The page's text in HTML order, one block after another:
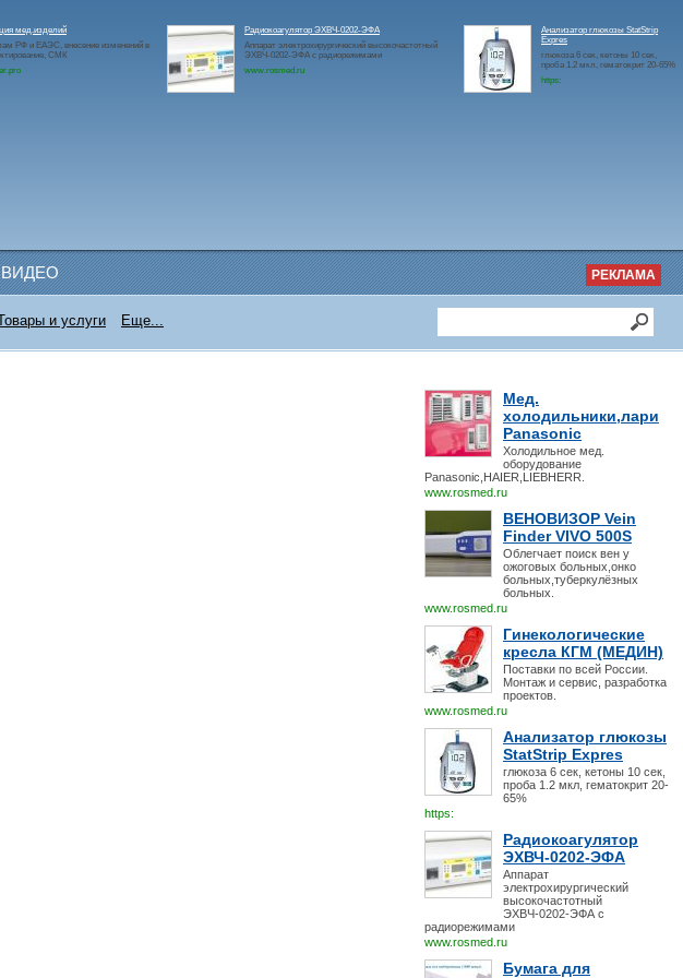
мед.изделий
РФ и ЕАЭС, внесение изменений в
СМК
Радиокоагулятор ЭХВЧ-0202-ЭФА
Аппарат электрохирургический высокочастотный
ЭХВЧ-0202-ЭФА с радиорежимами
www.rosmed.ru
Анализатор глюкозы StatStrip
Expres
глюкоза 6 сек, кетоны 10 сек,
проба 1.2 мкл, гематокрит 20-65%
https:
ВИДЕО РЕКЛАМА
и услуги Еще...
Мед.
холодильники,лари
Panasonic
Холодильное мед.
оборудование
Panasonic,HAIER,LIEBHERR.
www.rosmed.ru
ВЕНОВИЗОР Vein
Finder VIVO 500S
Облегчает поиск вен у
ожоговых больных,онко
больных,туберкулёзных
больных.
www.rosmed.ru
Гинекологические
кресла КГМ (МЕДИН)
Поставки по всей России.
Монтаж и сервис, разработка
проектов.
www.rosmed.ru
Анализатор глюкозы
StatStrip Expres
глюкоза 6 сек, кетоны 10 сек,
проба 1.2 мкл, гематокрит 20-
65%
https:
Радиокоагулятор
ЭХВЧ-0202-ЭФА
Аппарат
электрохирургический
высокочастотный
ЭХВЧ-0202-ЭФА с
радиорежимами
www.rosmed.ru
Бумага для